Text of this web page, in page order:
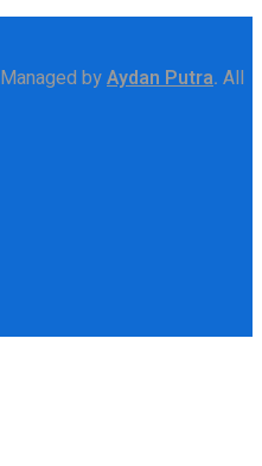
Managed byAydan Putra. All